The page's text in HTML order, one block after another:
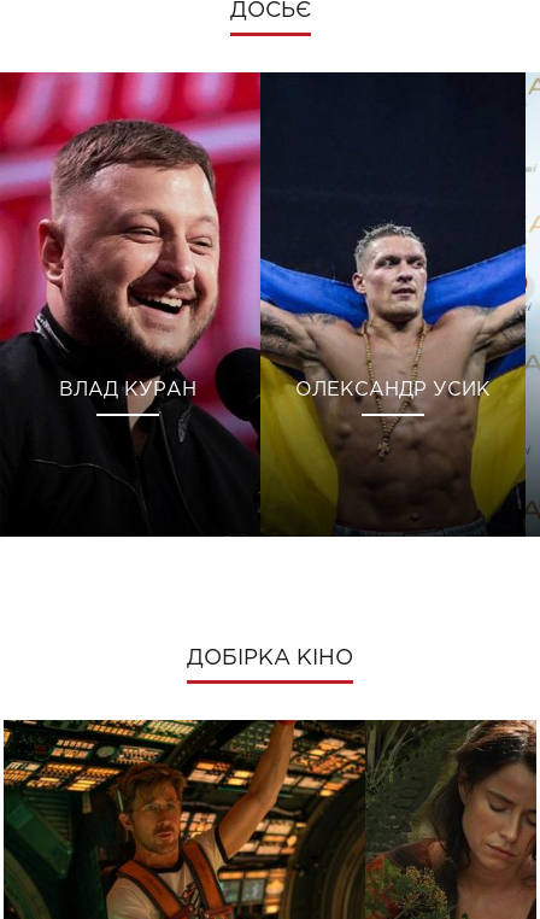
ДОСЬЄ
ВЛАД КУРАН ОЛЕКСАНДР УСИК
ДОБІРКА КІНО